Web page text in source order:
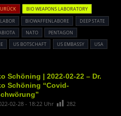
BIO WEAPONS LABORATORY
BIOWAFFENLABORE
DEEP STATE
NATO
PENTAGON
US BOTSCHAFT US EMBASSY USA
Schöning | 2022-02-22 – Dr.
Schöning “Covid-
02-28 - 18:22 Uhr 282